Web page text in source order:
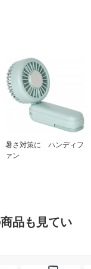
暑さ対策に ハンディフ
ァン
品も見てい